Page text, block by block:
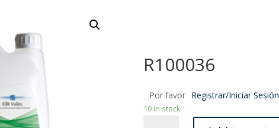
R100036
Por favor Registrar/Iniciar Sesión
10 in stock